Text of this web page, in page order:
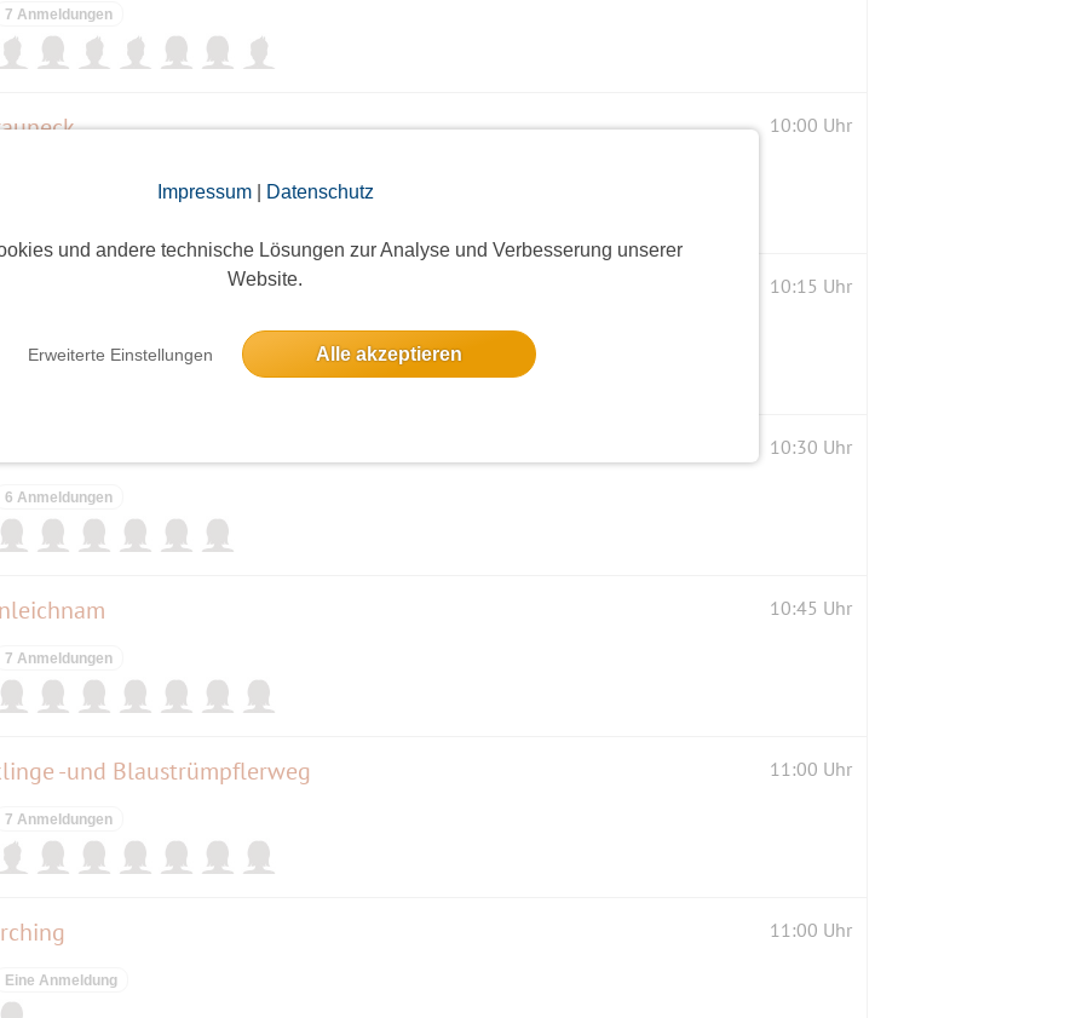
Impressum| Datenschutz
und andere technische Lösungen zur Analyse und Verbesserung unserer
Website.
Erweiterte Einstellungen Alle akzeptieren
7 Anmeldungen
10:00 Uhr
10:15 Uhr
10:30 Uhr
6 Anmeldungen
10:45 Uhr
7 Anmeldungen
-und Blaustrümpflerweg 11:00 Uhr
7 Anmeldungen
11:00 Uhr
Eine Anmeldung